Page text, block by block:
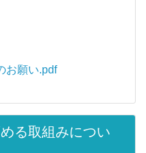
お願い.pdf
る取組みについ